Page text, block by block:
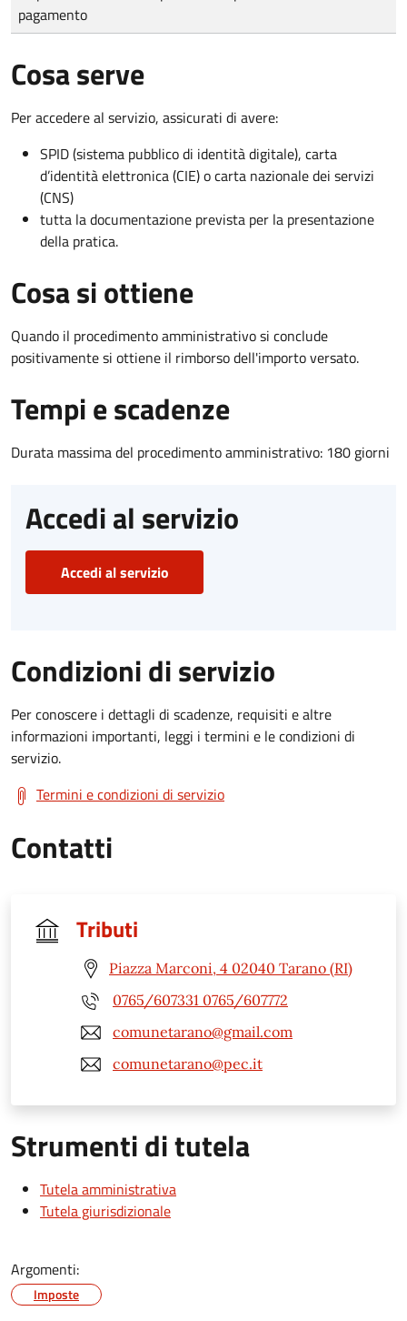
pagamento
Cosa serve
Per accedere al servizio, assicurati di avere:
SPID (sistema pubblico di identità digitale), carta
d’identità elettronica (CIE) o carta nazionale dei servizi
(CNS)
tutta la documentazione prevista per la presentazione
della pratica.
Cosa si ottiene
Quando il procedimento amministrativo si conclude
positivamente si ottiene il rimborso dell'importo versato.
Tempi e scadenze
Durata massima del procedimento amministrativo: 180 giorni
Accedi al servizio
Accedi al servizio
Condizioni di servizio
Per conoscere i dettagli di scadenze, requisiti e altre
informazioni importanti, leggi i termini e le condizioni di
servizio.
Termini e condizioni di servizio
Contatti
Tributi
Piazza Marconi, 4 02040 Tarano (RI)
0765/607331 0765/607772
comunetarano@gmail.com
comunetarano@pec.it
Strumenti di tutela
Tutela amministrativa
Tutela giurisdizionale
Argomenti:
Imposte